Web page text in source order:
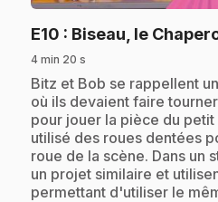
E10 : Biseau, le
4 min 20 s
.Bitz et Bob se rappellent
où ils devaient faire
pour jouer la pièce du
utilisé des roues dentées
roue de la scène. Dans un
un projet similaire et
permettant d'utiliser le